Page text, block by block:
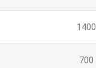
1400
700